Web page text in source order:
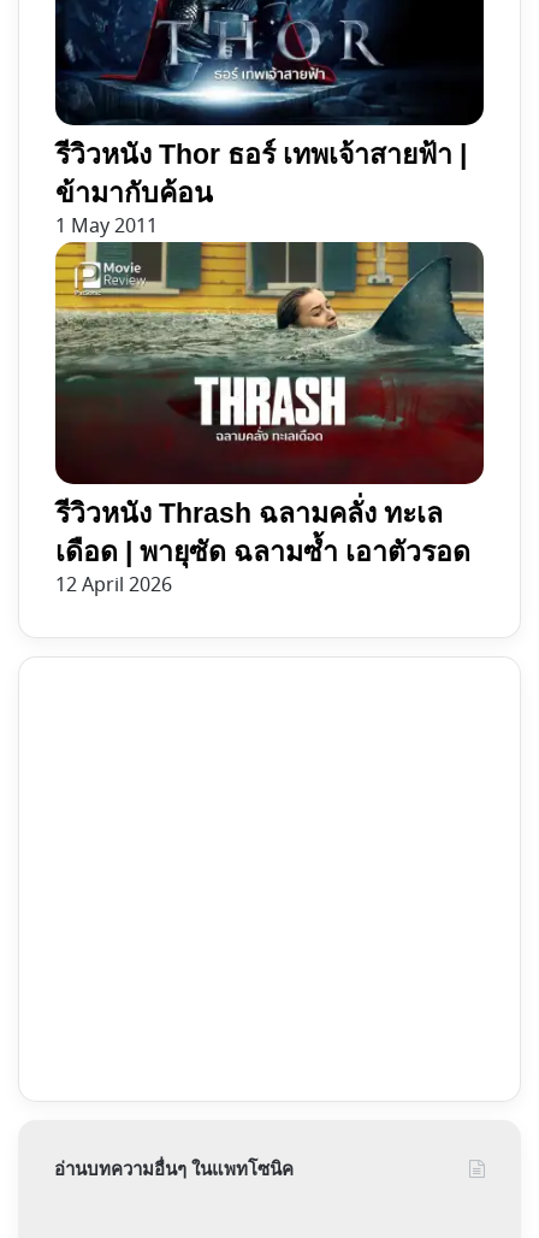
รีวิวหนัง Thor ธอร์ เทพเจ้าสายฟ้า |
ข้ามากับค้อน
1 May 2011
รีวิวหนัง Thrash ฉลามคลั่ง ทะเล
เดือด | พายุซัด ฉลามซ้ำ เอาตัวรอด
12 April 2026
อ่านบทความอื่นๆ ในแพทโซนิค